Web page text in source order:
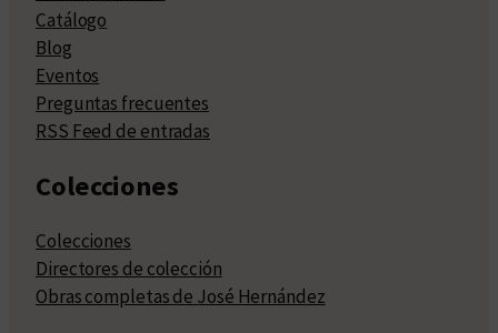
Catálogo
Blog
Eventos
Preguntas frecuentes
RSS Feed de entradas
Colecciones
Colecciones
Directores de colección
Obras completas de José Hernández